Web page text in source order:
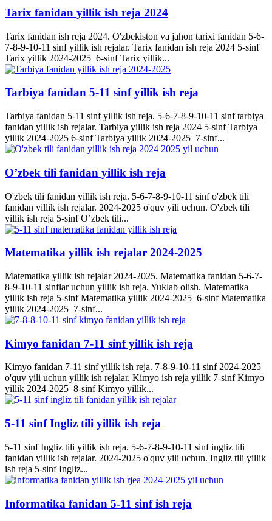
Tarix fanidan yillik ish reja 2024
Tarix fanidan ish reja 2024. O'zbekiston va jahon tarixi fanidan 5-6-
7-8-9-10-11 sinf yillik ish rejalar. Tarix fanidan ish reja 2024 5-sinf
Tarix yillik 2024-2025 6-sinf Tarix yillik...
Tarbiya fanidan 5-11 sinf yillik ish reja
Tarbiya fanidan 5-11 sinf yillik ish reja. 5-6-7-8-9-10-11 sinf tarbiya
fanidan yillik ish rejalar. Tarbiya yillik ish reja 2024 5-sinf Tarbiya
yillik 2024-2025 6-sinf Tarbiya yillik 2024-2025 7-sinf...
O’zbek tili fanidan yillik ish reja
O'zbek tili fanidan yillik ish reja. 5-6-7-8-9-10-11 sinf o'zbek tili
fanidan yillik ish rejalar. 2024-2025 o'quv yili uchun. O'zbek tili
yillik ish reja 5-sinf O’zbek tili...
Matematika yillik ish rejalar 2024-2025
Matematika yillik ish rejalar 2024-2025. Matematika fanidan 5-6-7-
8-9-10-11 sinflar uchun yillik ish reja. Yuklab olish. Matematika
yillik ish reja 5-sinf Matematika yillik 2024-2025 6-sinf Matematika
yillik 2024-2025 7-sinf...
Kimyo fanidan 7-11 sinf yillik ish reja
Kimyo fanidan 7-11 sinf yillik ish reja. 7-8-9-10-11 sinf 2024-2025
o'quv yili uchun yillik ish rejalar. Kimyo ish reja yillik 7-sinf Kimyo
yillik 2024-2025 8-sinf Kimyo yillik...
5-11 sinf Ingliz tili yillik ish reja
5-11 sinf Ingliz tili yillik ish reja. 5-6-7-8-9-10-11 sinf ingliz tili
fanidan yillik ish rejalar. 2024-2025 o'quv yili uchun. Ingliz tili yillik
ish reja 5-sinf Ingliz...
Informatika fanidan 5-11 sinf ish reja